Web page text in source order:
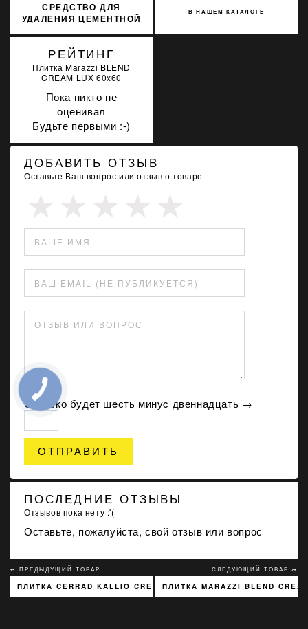
СРЕДСТВО ДЛЯ
УДАЛЕНИЯ ЦЕМЕНТНОЙ
В НАШЕМ КАТАЛОГЕ
РЕЙТИНГ
Плитка Marazzi BLEND
CREAM LUX 60x60
Пока никто не
оценивал
Будьте первыми :-)
ДОБАВИТЬ ОТЗЫВ
Оставьте Ваш вопрос или отзыв о товаре
ВАШЕ ИМЯ
ВАШ EMAIL (НЕ ПУБЛИКУЕТСЯ)
ОТЗЫВ ИЛИ ВОПРОС
Сколько будет шeсть минуc двеннадцать →
ОТПРАВИТЬ
ПОСЛЕДНИЕ ОТЗЫВЫ
Отзывов пока нету :'(
Оставьте, пожалуйста, свой отзыв или вопрос
↢ ПРЕДЫДУЩИЙ ТОВАР
ПЛИТКА CERRAD KALLIO CREAM 3768 15X45
СЛЕДУЮЩИЙ ТОВАР ↣
ПЛИТКА MARAZZI BLEND